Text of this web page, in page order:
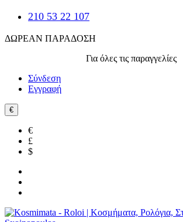
210 53 22 107
ΔΩΡΕΑΝ ΠΑΡΑΔΟΣΗ
Για όλες τις παραγγελίες
Σύνδεση
Εγγραφή
€
€
£
$